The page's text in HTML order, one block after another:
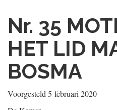
Nr. 35
HET LID
BOSMA
Voorgesteld 5 februari 2020